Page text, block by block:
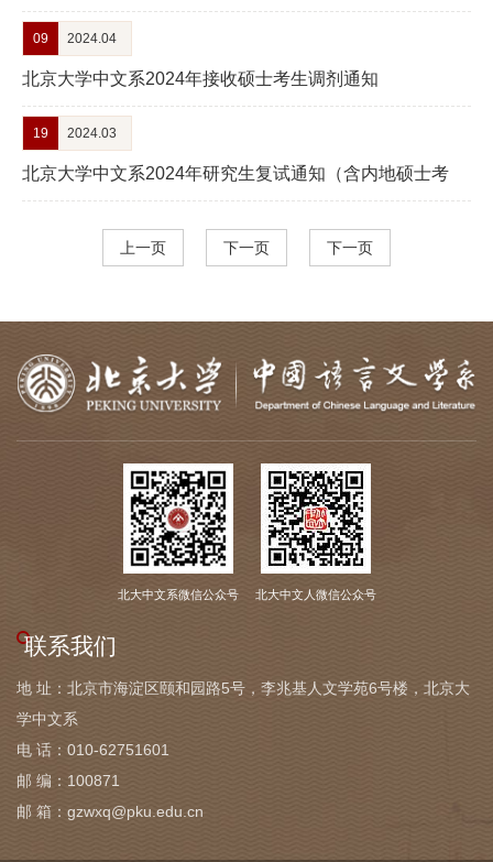
09 2024.04
北京大学中文系2024年接收硕士考生调剂通知
19 2024.03
北京大学中文系2024年研究生复试通知（含内地硕士考
上一页 下一页 下一页
北大中文系微信公众号 北大中文人微信公众号
联系我们
地 址：北京市海淀区颐和园路5号，李兆基人文学苑6号楼，北京大
学中文系
电 话：010-62751601
邮 编：100871
邮 箱：gzwxq@pku.edu.cn